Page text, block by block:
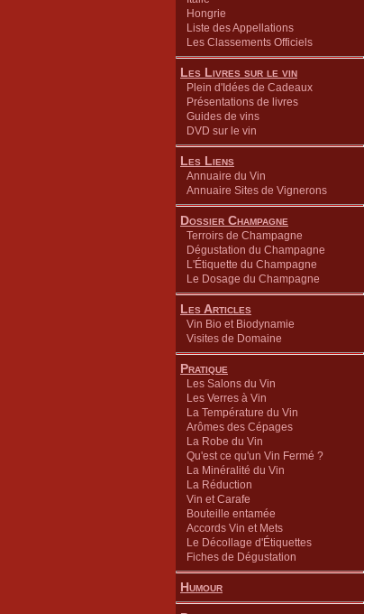
Hongrie
Liste des Appellations
Les Classements Officiels
Les Livres sur le vin
Plein d'Idées de Cadeaux
Présentations de livres
Guides de vins
DVD sur le vin
Les Liens
Annuaire du Vin
Annuaire Sites de Vignerons
Dossier Champagne
Terroirs de Champagne
Dégustation du Champagne
L'Étiquette du Champagne
Le Dosage du Champagne
Les Articles
Vin Bio et Biodynamie
Visites de Domaine
Pratique
Les Salons du Vin
Les Verres à Vin
La Température du Vin
Arômes des Cépages
La Robe du Vin
Qu'est ce qu'un Vin Fermé ?
La Minéralité du Vin
La Réduction
Vin et Carafe
Bouteille entamée
Accords Vin et Mets
Le Décollage d'Étiquettes
Fiches de Dégustation
Humour